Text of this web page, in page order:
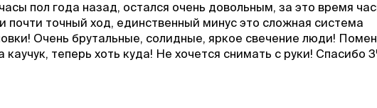
пол года назад, остался очень довольным, за это время
почти точный ход, единственный минус это сложная система
Очень брутальные, солидные, яркое свечение люди!
каучук, теперь хоть куда! Не хочется снимать с руки! Спасибо